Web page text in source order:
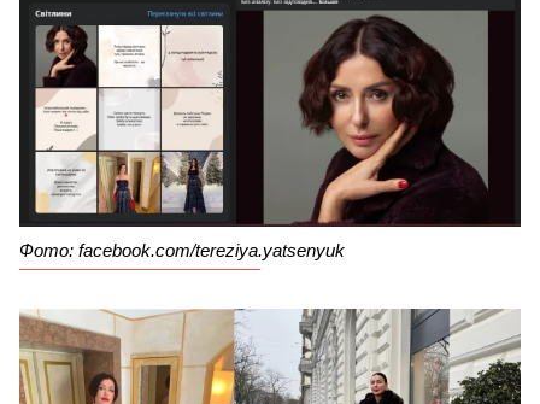
Фото: facebook.com/tereziya.yatsenyuk